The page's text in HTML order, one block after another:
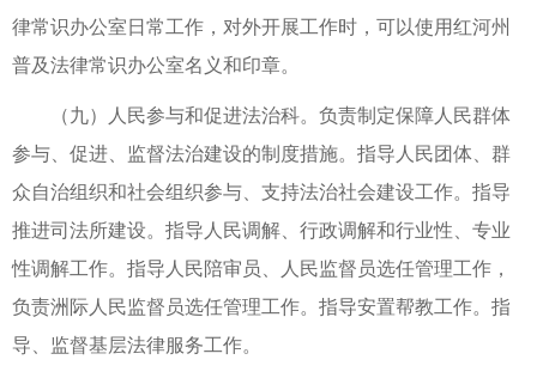
律常识办公室日常工作，对外开展工作时，可以使用红河州
普及法律常识办公室名义和印章。
（九）人民参与和促进法治科。负责制定保障人民群体
参与、促进、监督法治建设的制度措施。指导人民团体、群
众自治组织和社会组织参与、支持法治社会建设工作。指导
推进司法所建设。指导人民调解、行政调解和行业性、专业
性调解工作。指导人民陪审员、人民监督员选任管理工作，
负责洲际人民监督员选任管理工作。指导安置帮教工作。指
导、监督基层法律服务工作。